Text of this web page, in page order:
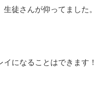
徒さんが仰ってました。
になることはできます！